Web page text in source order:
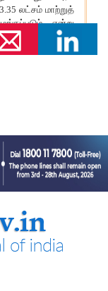
का क्रियान्वयन
परित्‍यक्‍त खदानों को
किया
ब्रिक्‍स व्यापार
मान्यता
से जोड़ता है